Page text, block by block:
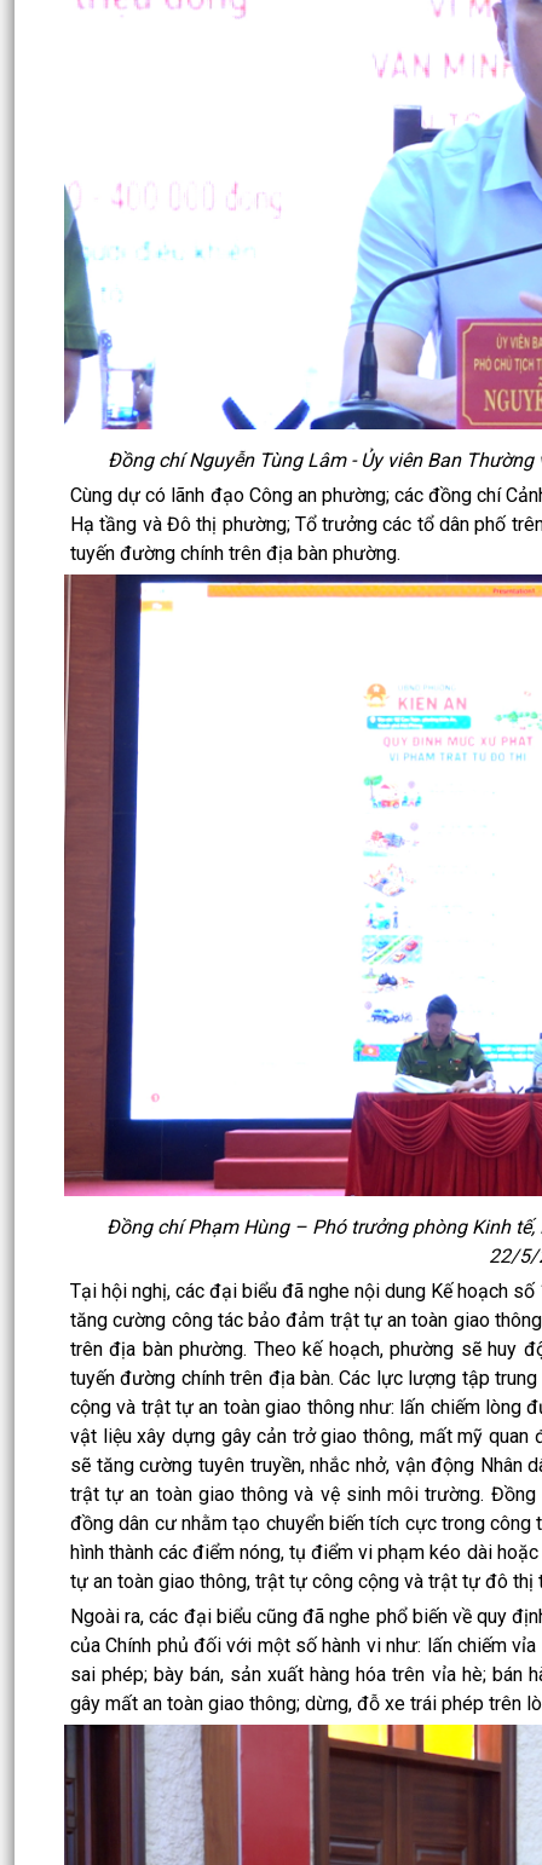
Đồng chí Nguyễn Tùng Lâm - Ủy viên Ban
Cùng dự có lãnh đạo Công an phường; các đồng chí
Hạ tầng và Đô thị phường; Tổ trưởng các tổ dân phố
tuyến đường chính trên địa bàn phường.
Đồng chí Phạm Hùng – Phó trưởng phòng Kinh
22/5/
Tại hội nghị, các đại biểu đã nghe nội dung Kế hoạch
tăng cường công tác bảo đảm trật tự an toàn giao
trên địa bàn phường. Theo kế hoạch, phường sẽ huy
tuyến đường chính trên địa bàn. Các lực lượng tập
cộng và trật tự an toàn giao thông như: lấn chiếm lòng
vật liệu xây dựng gây cản trở giao thông, mất mỹ
sẽ tăng cường tuyên truyền, nhắc nhở, vận động
trật tự an toàn giao thông và vệ sinh môi trường.
đồng dân cư nhằm tạo chuyển biến tích cực trong
hình thành các điểm nóng, tụ điểm vi phạm kéo dài
tự an toàn giao thông, trật tự công cộng và trật tự đô
Ngoài ra, các đại biểu cũng đã nghe phổ biến về quy
của Chính phủ đối với một số hành vi như: lấn chiếm
sai phép; bày bán, sản xuất hàng hóa trên vỉa hè; bán
gây mất an toàn giao thông; dừng, đỗ xe trái phép trên